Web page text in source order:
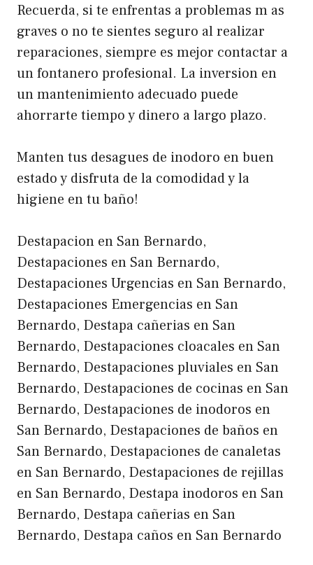
Recuerda, si te enfrentas a problemas m as
graves o no te sientes seguro al realizar
reparaciones, siempre es mejor contactar a
un fontanero profesional. La inversion en
un mantenimiento adecuado puede
ahorrarte tiempo y dinero a largo plazo.
Manten tus desagues de inodoro en buen
estado y disfruta de la comodidad y la
higiene en tu baño!
Destapacion en San Bernardo,
Destapaciones en San Bernardo,
Destapaciones Urgencias en San Bernardo,
Destapaciones Emergencias en San
Bernardo, Destapa cañerias en San
Bernardo, Destapaciones cloacales en San
Bernardo, Destapaciones pluviales en San
Bernardo, Destapaciones de cocinas en San
Bernardo, Destapaciones de inodoros en
San Bernardo, Destapaciones de baños en
San Bernardo, Destapaciones de canaletas
en San Bernardo, Destapaciones de rejillas
en San Bernardo, Destapa inodoros en San
Bernardo, Destapa cañerias en San
Bernardo, Destapa caños en San Bernardo